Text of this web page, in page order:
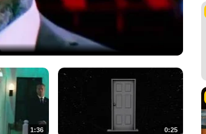
1:36 0:25